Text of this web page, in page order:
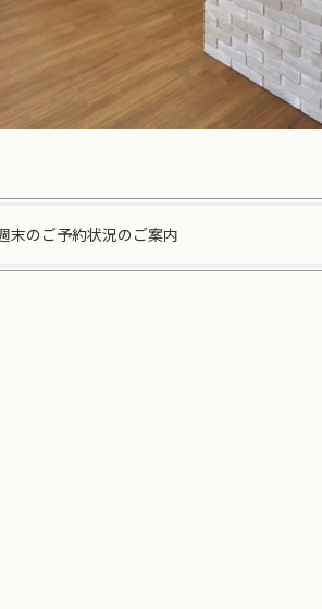
末のご予約状況のご案内